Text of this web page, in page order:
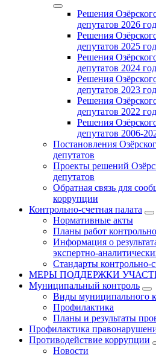
Решения
депутатов 2026 год
Решения
депутатов 2025 год
Решения
депутатов 2024 год
Решения
депутатов 2023 год
Решения
депутатов 2022 год
Решения
депутатов 2006-
Постановления
депутатов
Проекты решений
депутатов
Обратная связь для
коррупции
Контрольно-счетная палата
Нормативные акты
Планы работ
Информация о
экспертно-
Стандарты контрольно-
МЕРЫ ПОДДЕРЖКИ
Муниципальный контроль
Виды муниципального
Профилактика
Планы и результаты
Профилактика
Противодействие коррупции
Новости